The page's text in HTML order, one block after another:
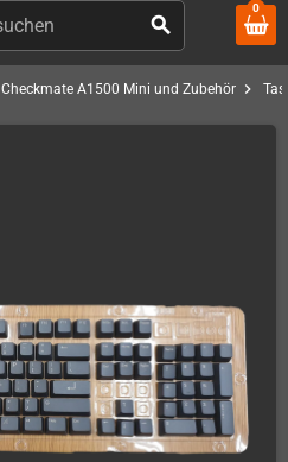
search
0
Checkmate A1500 Mini und Zubehör chevron_right